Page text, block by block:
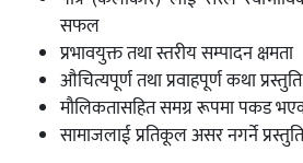
सफल
प्रभावयुक्त तथा स्तरीय सम्पादन क्षमता
औचित्यपूर्ण तथा प्रवाहपूर्ण कथा प्रस्तुति
मौलिकतासहित समग्र रूपमा पकड
सामाजलाई प्रतिकूल असर नगर्ने प्रस्तुति